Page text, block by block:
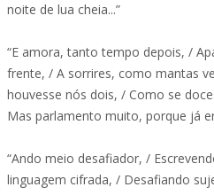
noite de lua cheia...”
“E amora, tanto tempo depois, /
frente, / A sorrires, como mantas
houvesse nós dois, / Como se
Mas parlamento muito, porque já
“Ando meio desafiador, /
linguagem cifrada, / Desafiando